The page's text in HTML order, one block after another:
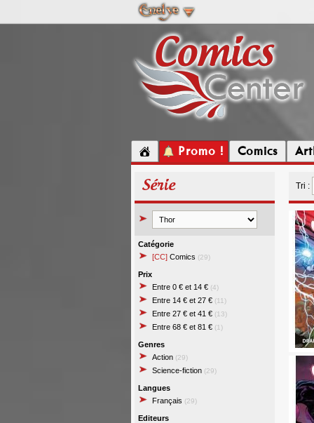
Promo ! Comics
Série
Catégorie
[CC] Comics (29)
Prix
Entre 0 € et 14 € (4)
Entre 14 € et 27 € (11)
Entre 27 € et 41 € (13)
Entre 68 € et 81 € (1)
Genres
Action (29)
Science-fiction (29)
Langues
Français (29)
Editeurs
Tri :